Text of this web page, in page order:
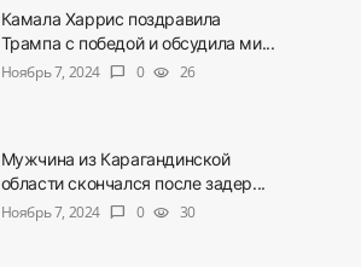
Камала Харрис поздравила
Трампа с победой и обсудила ми...
Ноябрь 7, 2024
chat_bubble 0 visibility 26
Мужчина из Карагандинской
области скончался после задер...
Ноябрь 7, 2024
chat_bubble 0 visibility 30